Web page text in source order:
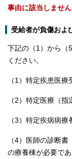
事由に該当しません
受給者が負傷およ
下記の（1）から（
ください。
（1）特定疾患医療
（2）特定医療（
（3）特定疾病病療
（4）医師の診断
の療養棟が必要で